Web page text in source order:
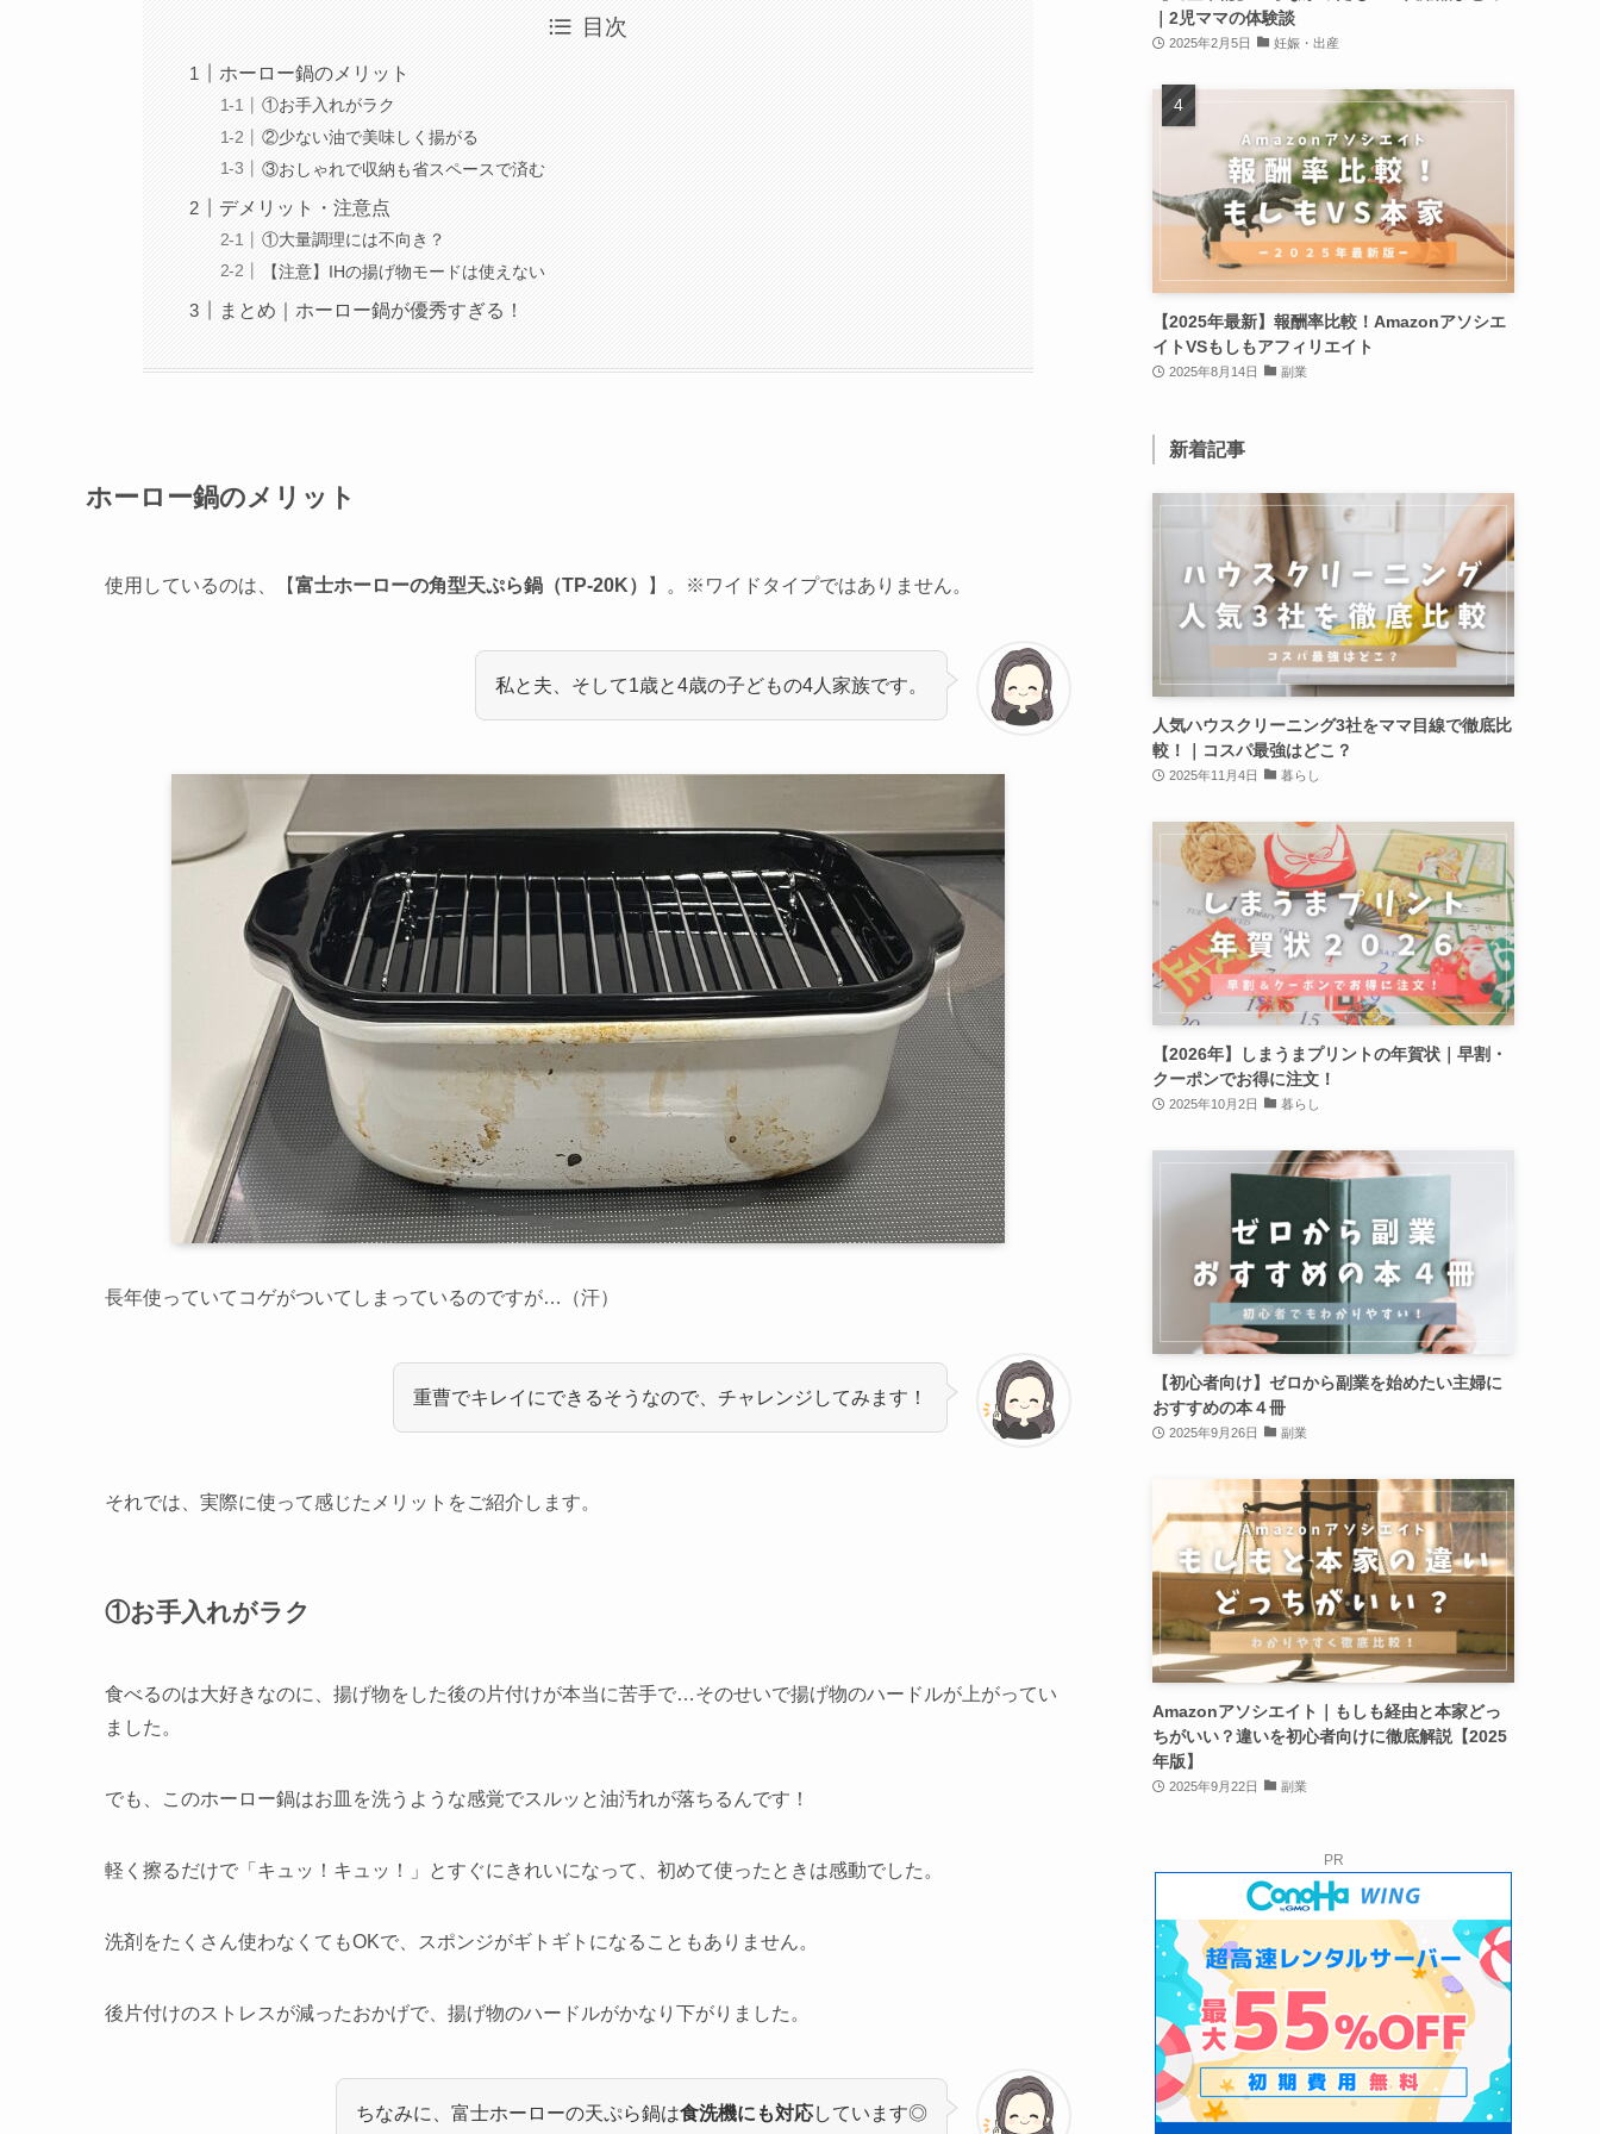
目次
ホーロー鍋のメリット
①お手入れがラク
②少ない油で美味しく揚がる
③おしゃれで収納も省スペースで済む
デメリット・注意点
①大量調理には不向き？
【注意】IHの揚げ物モードは使えない
まとめ｜ホーロー鍋が優秀すぎる！
ホーロー鍋のメリット
使用しているのは、【富士ホーローの角型天ぷら鍋（TP-20K） 】。※ワイドタイプではありません。
私と夫、そして1歳と4歳の子どもの4人家族です。
長年使っていてコゲがついてしまっているのですが…（汗）
重曹でキレイにできるそうなので、チャレンジしてみます！
それでは、実際に使って感じたメリットをご紹介します。
①お手入れがラク
食べるのは大好きなのに、揚げ物をした後の片付けが本当に苦手で…そのせいで揚げ物のハードルが上がってい
ました。
でも、このホーロー鍋はお皿を洗うような感覚でスルッと油汚れが落ちるんです！
軽く擦るだけで「キュッ！キュッ！」とすぐにきれいになって、初めて使ったときは感動でした。
洗剤をたくさん使わなくてもOKで、スポンジがギトギトになることもありません。
後片付けのストレスが減ったおかげで、揚げ物のハードルがかなり下がりました。
ちなみに、富士ホーローの天ぷら鍋は食洗機にも対応しています◎
｜2児ママの体験談
2025年2月5日 妊娠・出産
【2025年最新】報酬率比較！Amazonアソシエ
イトVSもしもアフィリエイト
2025年8月14日 副業
新着記事
人気ハウスクリーニング3社をママ目線で徹底比
較！｜コスパ最強はどこ？
2025年11月4日 暮らし
【2026年】しまうまプリントの年賀状｜早割・
クーポンでお得に注文！
2025年10月2日 暮らし
【初心者向け】ゼロから副業を始めたい主婦に
おすすめの本４冊
2025年9月26日 副業
Amazonアソシエイト｜もしも経由と本家どっ
ちがいい？違いを初心者向けに徹底解説【2025
年版】
2025年9月22日 副業
PR